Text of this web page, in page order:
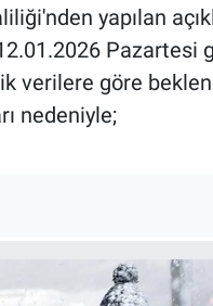
yapılan
Pazartesi
verilere göre
nedeniyle;